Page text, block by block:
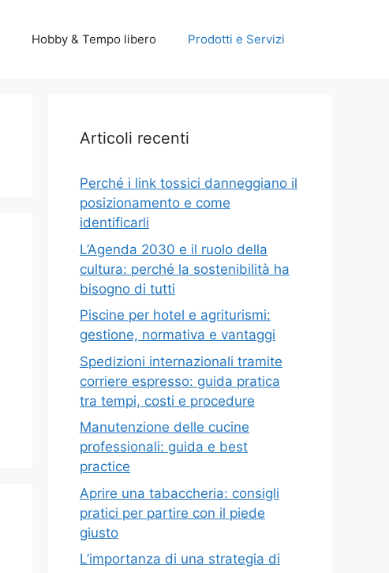
Hobby & Tempo libero Prodotti e Servizi
Articoli recenti
Perché i link tossici danneggiano il
posizionamento e come
identificarli
L’Agenda 2030 e il ruolo della
cultura: perché la sostenibilità ha
bisogno di tutti
Piscine per hotel e agriturismi:
gestione, normativa e vantaggi
Spedizioni internazionali tramite
corriere espresso: guida pratica
tra tempi, costi e procedure
Manutenzione delle cucine
professionali: guida e best
practice
Aprire una tabaccheria: consigli
pratici per partire con il piede
giusto
L’importanza di una strategia di